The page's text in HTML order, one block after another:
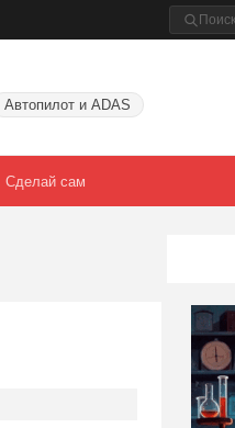
Автопилот и ADAS
Сделай сам